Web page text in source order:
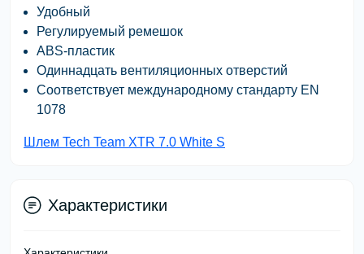
Удобный
Регулируемый ремешок
ABS-пластик
Одиннадцать вентиляционных отверстий
Соответствует международному стандарту EN
1078
Шлем Tech Team XTR 7.0 White S
Характеристики